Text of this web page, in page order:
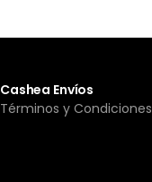
Cashea Envíos
Términos y Condiciones